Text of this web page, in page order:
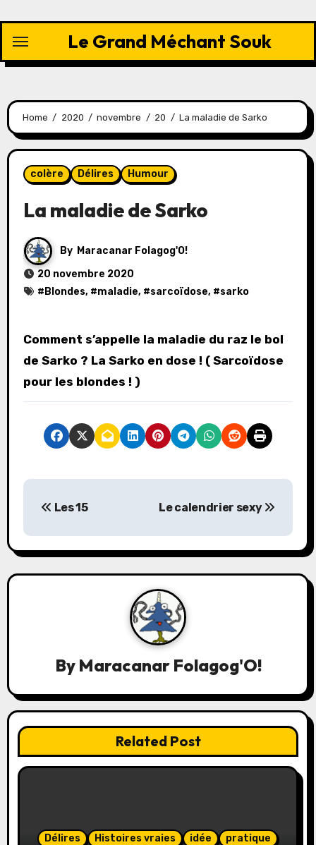
content
Le Grand Méchant Souk
Home 2020 novembre 20 La maladie de Sarko
colère Délires Humour
La maladie de Sarko
By Maracanar Folagog'O!
20 novembre 2020
# Blondes, #maladie, #sarcoïdose, #sarko
Comment s’appelle la maladie du raz le bol
de Sarko ? La Sarko en dose ! ( Sarcoïdose
pour les blondes ! )
N
v
i
i
o
n
Les 15 Le calendrier sexy
By Maracanar Folagog'O!
Related Post
Délires Histoires vraies idée pratique